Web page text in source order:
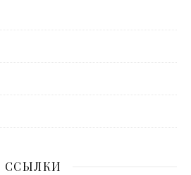
ССЫЛКИ